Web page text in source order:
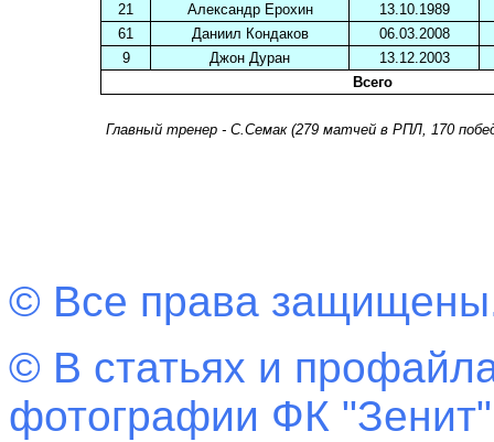
21
Александр Ерохин
13.10.1989
61
Даниил Кондаков
06.03.2008
9
Джон Дуран
13.12.2003
Всего
Главный тренер - С.Семак (279 матчей в РПЛ, 170
© Все права
© В статьях и
фотографии ФК